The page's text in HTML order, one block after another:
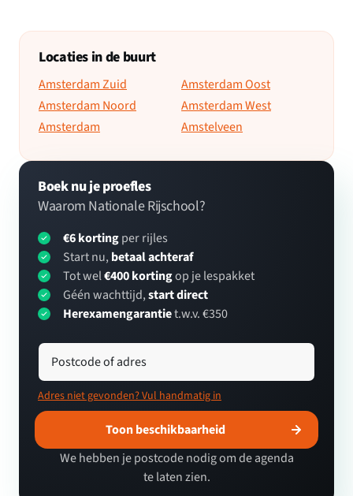
Locaties in de buurt
Amsterdam Zuid
Amsterdam Noord
Amsterdam
Amsterdam Oost
Amsterdam West
Amstelveen
Boek nu je proefles
Waarom Nationale Rijschool?
€6 kortingper rijles
Start nu, betaal achteraf
Tot wel€400 kortingop je lespakket
Géén wachttijd,start direct
Herexamengarantiet.w.v. €350
Postcode of adres
Adres niet gevonden? Vul handmatig in
Toon beschikbaarheid
We hebben je postcode nodig om de agenda
te laten zien.